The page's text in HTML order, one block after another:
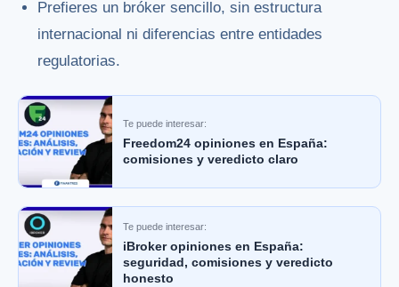
Prefieres un bróker sencillo, sin estructura
internacional ni diferencias entre entidades
regulatorias.
Te puede interesar:
Freedom24 opiniones en España:
comisiones y veredicto claro
Te puede interesar:
iBroker opiniones en España:
seguridad, comisiones y veredicto
honesto